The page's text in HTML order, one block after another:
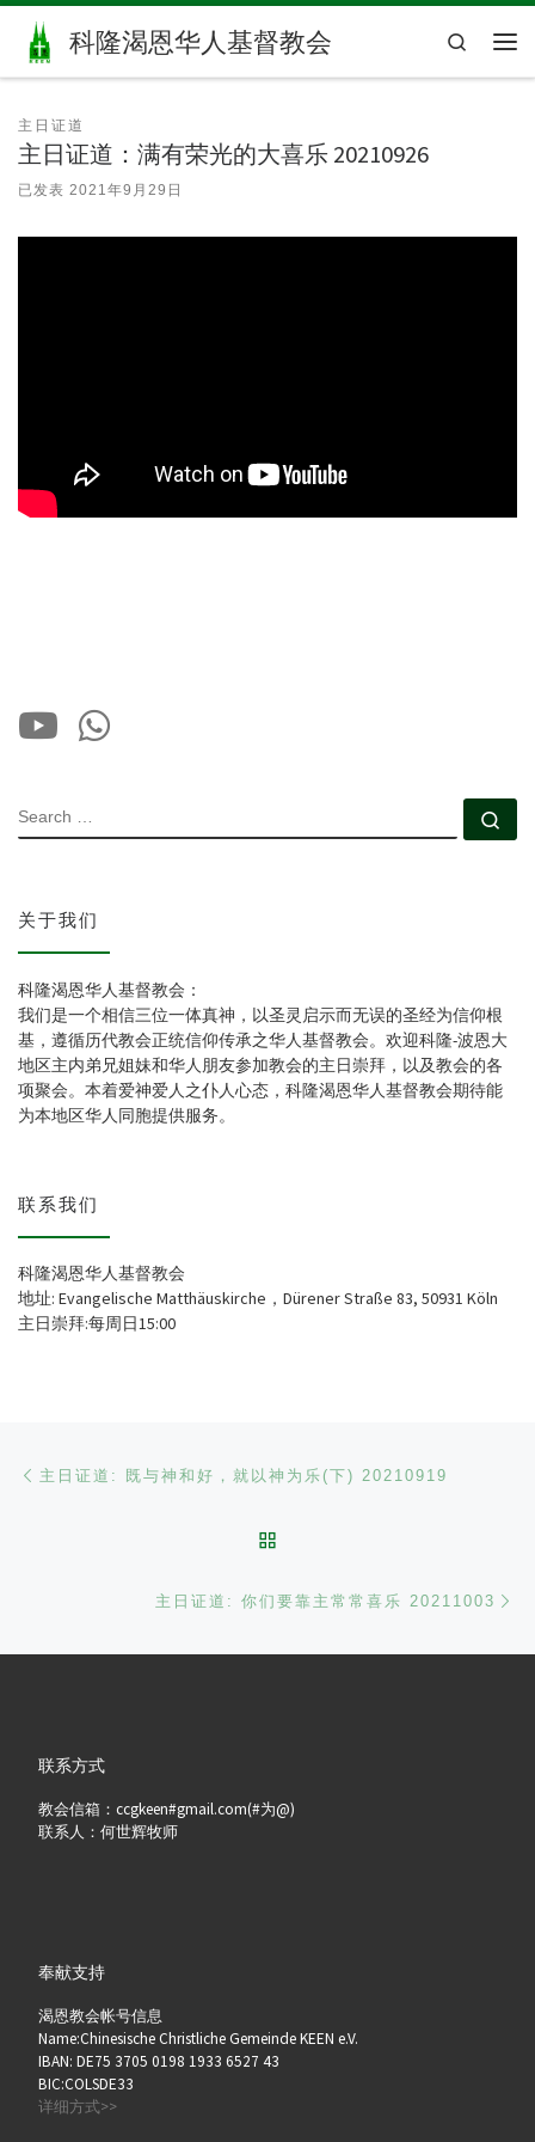
Skip to content
科隆渴恩华人基督教会
Search
主日证道
主日证道：满有荣光的大喜乐 20210926
已发表 2021年9月29日
SEARCH
关于我们
科隆渴恩华人基督教会：
我们是一个相信三位一体真神，以圣灵启示而无误的圣经为信仰根
基，遵循历代教会正统信仰传承之华人基督教会。欢迎科隆-波恩大
地区主内弟兄姐妹和华人朋友参加教会的主日崇拜，以及教会的各
项聚会。本着爱神爱人之仆人心态，科隆渴恩华人基督教会期待能
为本地区华人同胞提供服务。
联系我们
科隆渴恩华人基督教会
地址: Evangelische Matthäuskirche，Dürener Straße 83, 50931 Köln
主日崇拜:每周日15:00
主日证道: 既与神和好，就以神为乐(下) 20210919
主日证道: 你们要靠主常常喜乐 20211003
联系方式
教会信箱：ccgkeen#gmail.com(#为@)
联系人：何世辉牧师
奉献支持
渴恩教会帐号信息
Name:Chinesische Christliche Gemeinde KEEN e.V.
IBAN: DE75 3705 0198 1933 6527 43
BIC:COLSDE33
详细方式>>